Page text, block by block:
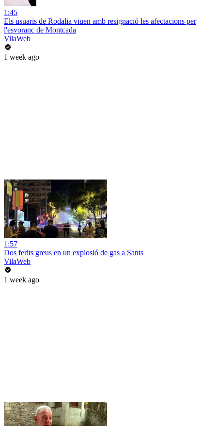
1:45
Els usuaris de Rodalia viuen amb resignació les afectacions per
l'esvoranc de Montcada
VilaWeb
1 week ago
1:57
Dos ferits greus en un explosió de gas a Sants
VilaWeb
1 week ago